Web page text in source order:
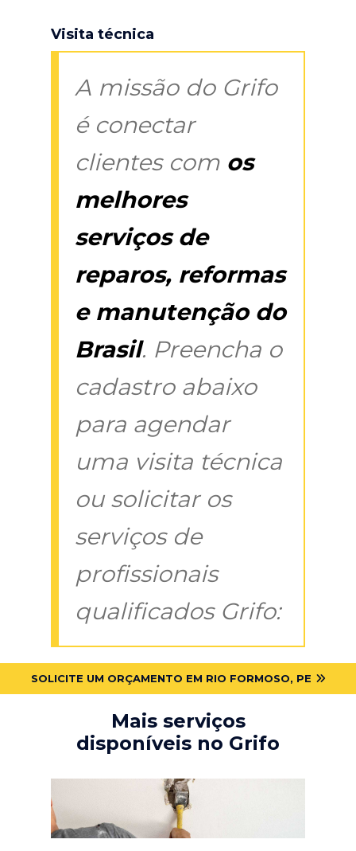
Visita técnica
A missão do Grifo
é conectar
clientes com os
melhores
serviços de
reparos, reformas
e manutenção do
Brasil. Preencha o
cadastro abaixo
para agendar
uma visita técnica
ou solicitar os
serviços de
profissionais
qualificados Grifo:
SOLICITE UM ORÇAMENTO EM RIO FORMOSO, PE
Mais serviços
disponíveis no Grifo